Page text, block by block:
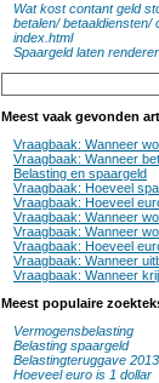
Wat kost contant geld
betalen/ betaaldiensten/
index.html
Spaargeld laten
Meest vaak gevonden
Vraagbaak: Wanneer
Vraagbaak: Wanneer
Belasting en spaargeld
Vraagbaak: Hoeveel
Vraagbaak: Hoeveel
Vraagbaak: Wanneer
Vraagbaak: Wanneer
Vraagbaak: Hoeveel
Vraagbaak: Wanneer
Vraagbaak: Wanneer
Meest populaire
Vermogensbelasting
Belasting spaargeld
Belastingteruggave 2013
Hoeveel euro is 1 dollar